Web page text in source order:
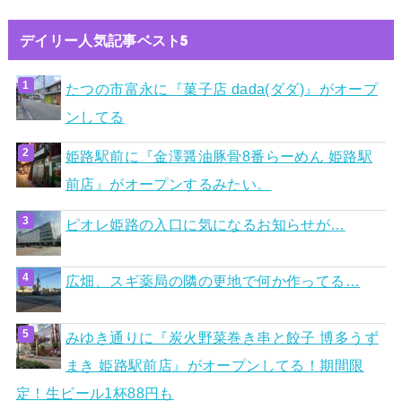
デイリー人気記事ベスト5
たつの市富永に『菓子店 dada(ダダ)』がオープ
ンしてる
姫路駅前に『金澤醤油豚骨8番らーめん 姫路駅
前店』がオープンするみたい。
ピオレ姫路の入口に気になるお知らせが…
広畑、スギ薬局の隣の更地で何か作ってる…
みゆき通りに『炭火野菜巻き串と餃子 博多うず
まき 姫路駅前店』がオープンしてる！期間限
定！生ビール1杯88円も